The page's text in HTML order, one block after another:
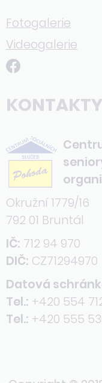
Fotogalerie
Videogalerie
KONTAKTY
Okružní 1779/16
792 01 Bruntál
IČ: 712 94 970
DIČ: CZ71294970
Datová
Tel.: +420 554
Tel.: +420 555